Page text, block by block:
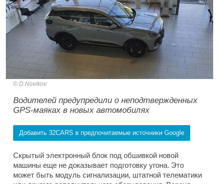
D.Novikov
Водителей предупредили о неподтвержденных
GPS-маяках в новых автомобилях
Добавить 32CARS в предпочитаемые источники Google
Скрытый электронный блок под обшивкой новой
машины еще не доказывает подготовку угона. Это
может быть модуль сигнализации, штатной телематики